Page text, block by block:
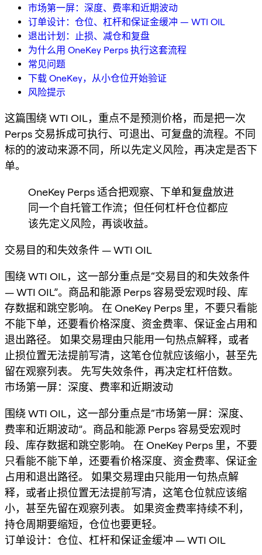
市场第一屏：深度、费率和近期波动
订单设计：仓位、杠杆和保证金缓冲 — WTI OIL
退出计划：止损、减仓和复盘
为什么用 OneKey Perps 执行这套流程
常见问题
下载 OneKey，从小仓位开始验证
风险提示
这篇围绕 WTI OIL，重点不是预测价格，而是把一次
Perps 交易拆成可执行、可退出、可复盘的流程。不同
标的的波动来源不同，所以先定义风险，再决定是否下
单。
OneKey Perps 适合把观察、下单和复盘放进
同一个自托管工作流；但任何杠杆仓位都应
该先定义风险，再谈收益。
交易目的和失效条件 — WTI OIL
围绕 WTI OIL，这一部分重点是“交易目的和失效条件
— WTI OIL”。商品和能源 Perps 容易受宏观时段、库
存数据和跳空影响。 在 OneKey Perps 里，不要只看能
不能下单，还要看价格深度、资金费率、保证金占用和
退出路径。 如果交易理由只能用一句热点解释，或者
止损位置无法提前写清，这笔仓位就应该缩小，甚至先
留在观察列表。 先写失效条件，再决定杠杆倍数。
市场第一屏：深度、费率和近期波动
围绕 WTI OIL，这一部分重点是“市场第一屏：深度、
费率和近期波动”。商品和能源 Perps 容易受宏观时
段、库存数据和跳空影响。 在 OneKey Perps 里，不要
只看能不能下单，还要看价格深度、资金费率、保证金
占用和退出路径。 如果交易理由只能用一句热点解
释，或者止损位置无法提前写清，这笔仓位就应该缩
小，甚至先留在观察列表。 如果资金费率持续不利，
持仓周期要缩短，仓位也要更轻。
订单设计：仓位、杠杆和保证金缓冲 — WTI OIL